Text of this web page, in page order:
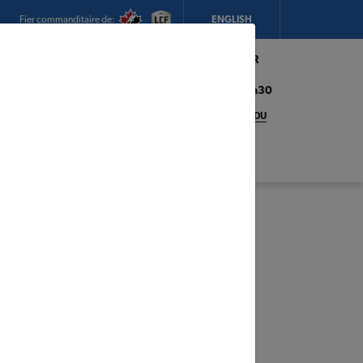
Fier commanditaire de: ENGLISH
Hickey's TIMBER
8h00 - 17h30
DÉTAILS DU